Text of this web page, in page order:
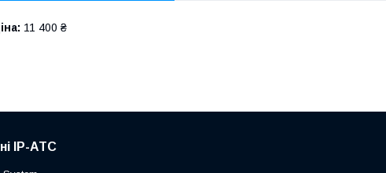
11 400 ₴
IP-АТС